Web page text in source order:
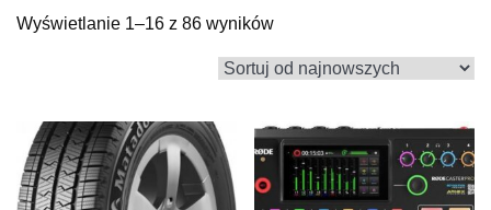
Wyświetlanie 1–16 z 86 wynikówPosortowane
według
najnowszych